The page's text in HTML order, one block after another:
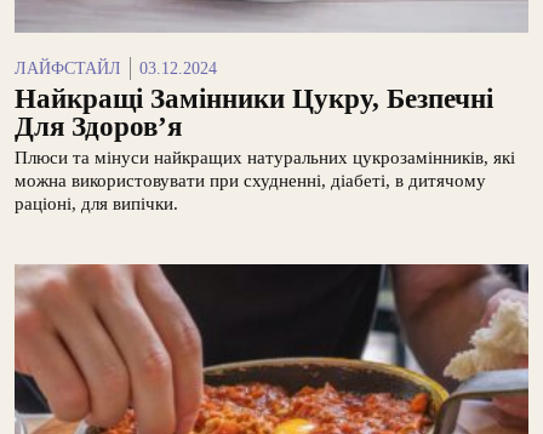
ЛАЙФСТАЙЛ 03.12.2024
Найкращі Замінники Цукру, Безпечні
Для Здоров’я
Плюси та мінуси найкращих натуральних цукрозамінників, які
можна використовувати при схудненні, діабеті, в дитячому
раціоні, для випічки.